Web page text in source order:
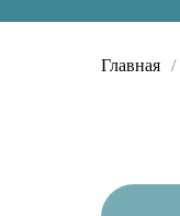
Главная /